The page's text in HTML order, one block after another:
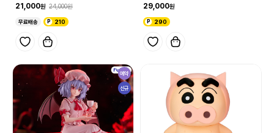
21,000 24,000
무료배송 210
29,000
290
예약
신규